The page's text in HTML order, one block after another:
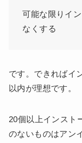
可能な限りイ
なくする
です。できればイ
以内が理想です。
20個以上インスト
のないものはアン